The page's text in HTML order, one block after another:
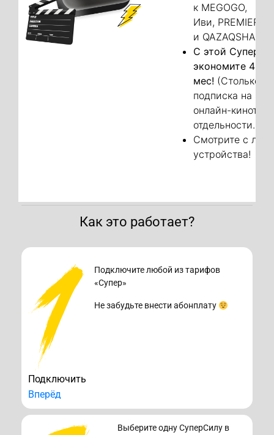
к MEGOGO,
Иви, PREMIER,
и QAZAQSHA в
С этой
экономите
мес! (Столько
подписка на эти
онлайн-
отдельности.)
Смотрите с
устройства!
Как это работает?
Подключите любой из тарифов
«Супер»
Не забудьте внести абонплату
Подключить
Вперёд
Выберите одну СуперСилу в